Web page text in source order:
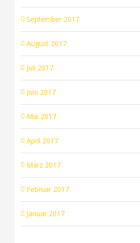
September 2017
August 2017
Juli 2017
Juni 2017
Mai 2017
April 2017
März 2017
Februar 2017
Januar 2017